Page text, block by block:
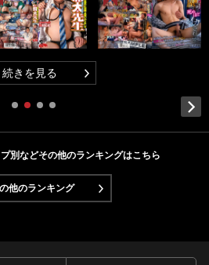
別などその他のランキングはこちら
他のランキング